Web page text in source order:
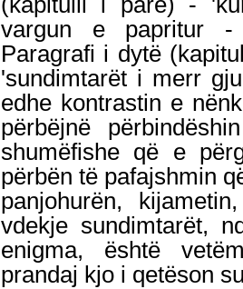
vargun e papritur
Paragrafi i dytë
'sundimtarët i merr
edhe kontrastin e
përbëjnë
shumëfishe që e
përbën të pafajshmin
panjohurën,
vdekje sundimtarët,
enigma, është
prandaj kjo i qetëson